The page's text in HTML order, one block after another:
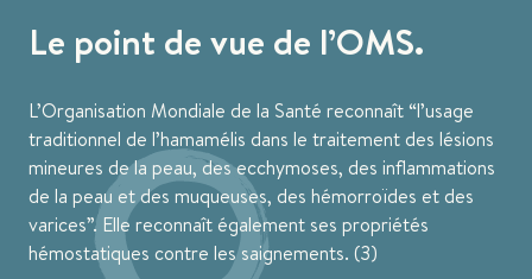
Le point de vue de l’OMS.
L’Organisation Mondiale de la Santé reconnaît “l’usage
traditionnel de l’hamamélis dans le traitement des lésions
mineures de la peau, des ecchymoses, des inflammations
de la peau et des muqueuses, des hémorroïdes et des
varices”. Elle reconnaît également ses propriétés
hémostatiques contre les saignements. (3)